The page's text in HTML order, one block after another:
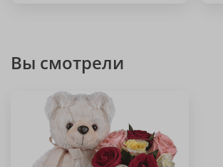
Вы смотрели